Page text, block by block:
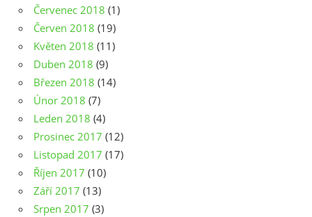
Červenec 2018 (1)
Červen 2018 (19)
Květen 2018 (11)
Duben 2018 (9)
Březen 2018 (14)
Únor 2018 (7)
Leden 2018 (4)
Prosinec 2017 (12)
Listopad 2017 (17)
Říjen 2017 (10)
Září 2017 (13)
Srpen 2017 (3)